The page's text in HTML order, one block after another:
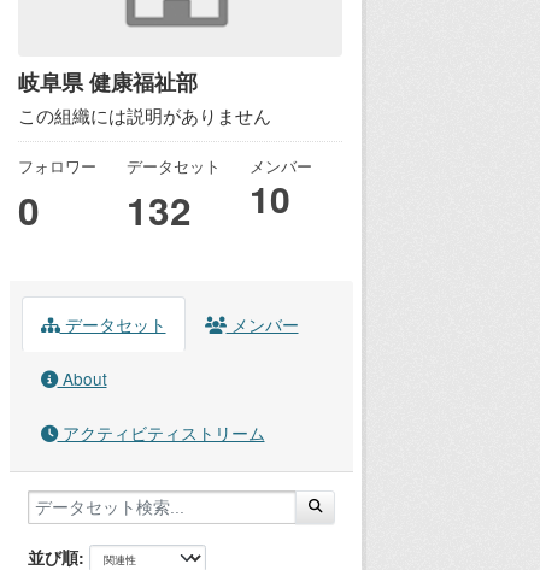
岐阜県 健康福祉部
この組織には説明がありません
フォロワー
0
データセット
132
メンバー
10
データセット メンバー
About
アクティビティストリーム
並び順